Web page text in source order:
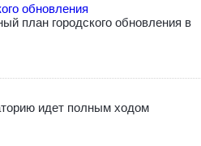
обновления
план городского обновления в
идет полным ходом